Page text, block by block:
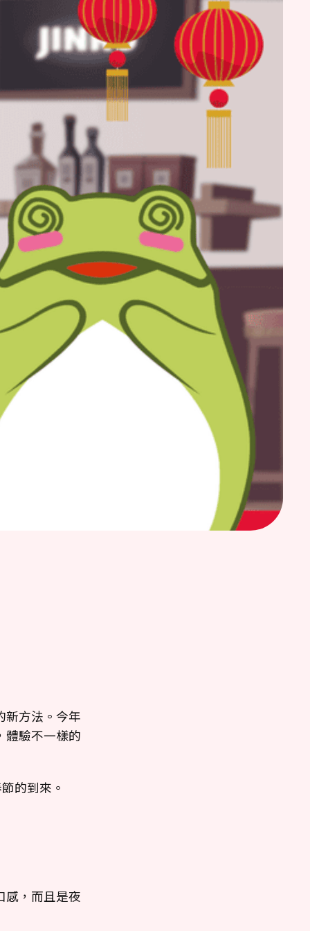
新方法。今年
體驗不一樣的
的到來。
感，而且是夜